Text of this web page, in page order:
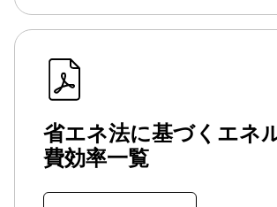
省エネ法に基づくエネ
費効率一覧